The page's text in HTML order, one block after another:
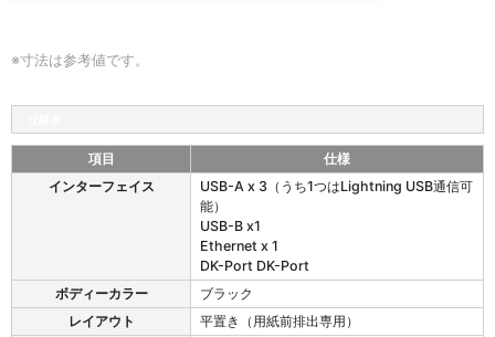
※寸法は参考値です。
i
項目
仕様
インターフェイス
USB-A x 3（うち1つはLightning USB通信可
能）
USB-B x1
Ethernet x 1
DK-Port DK-Port
ボディーカラー
ブラック
レイアウト
平置き（用紙前排出専用）